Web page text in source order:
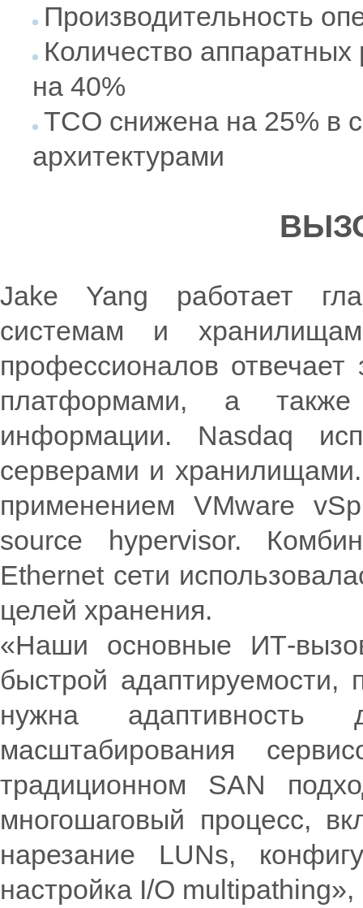
Производительность
Количество
на 40%
TCO снижена на 25% в
архитектурами
Jake Yang работает
системам и
профессионалов
платформами, а также
информации. Nasdaq
серверами и
применением VMware
source hypervisor.
Ethernet сети
целей хранения.
«Наши основные ИТ-
быстрой адаптируемости,
нужна
масштабирования
традиционном SAN
многошаговый процесс,
нарезание LUNs,
настройка I/O multipathing»,